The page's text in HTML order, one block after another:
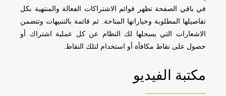
في باقي الصفحة تظهر قوائم الاشتراكات الفعالة والمنتهية بكل
تفاصيلها المطلوبة وخياراتها المتاحة. ثم قائمة بالتنبيهات وتتضمن
الاشعارات التي يسجلها لك النظام عن كل عملية اشتراك أو
حصول على نقاط مكافأة أو استخدام لتلك النقاط.
مكتبة الفيديو